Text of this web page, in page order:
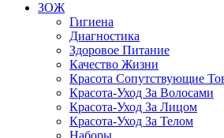
ЗОЖ
Гигиена
Диагностика
Здоровое Питание
Качество Жизни
Красота Сопутствующие
Красота-Уход За Волосами
Красота-Уход За Лицом
Красота-Уход За Телом
Наборы